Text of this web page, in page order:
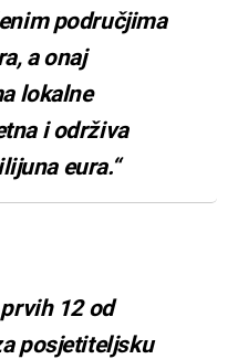
područjima
a onaj
lokalne
i održiva
eura.“
12 od
posjetiteljsku